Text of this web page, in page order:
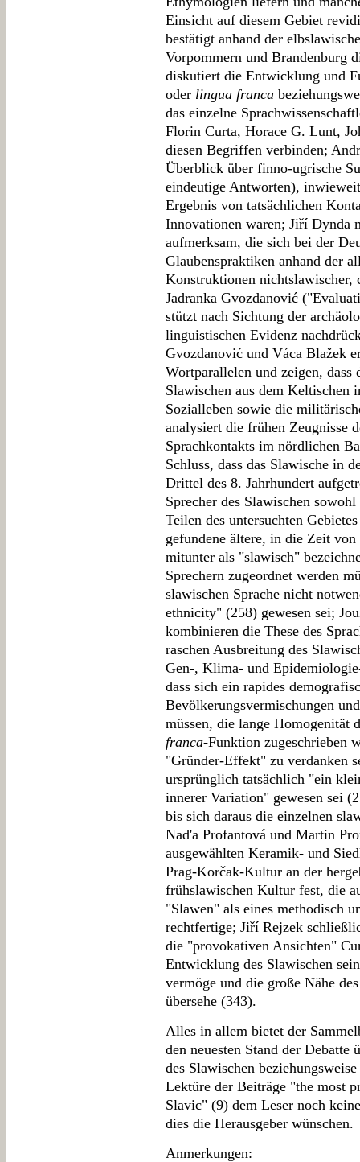
Einsicht auf diesem Gebiet
bestätigt anhand der
Vorpommern und Brandenburg
diskutiert die Entwicklung und
oder lingua franca
das einzelne
Florin Curta, Horace G. Lunt,
diesen Begriffen verbinden;
Überblick über finno-ugrische
eindeutige Antworten),
Ergebnis von tatsächlichen
Innovationen waren; Jiří Dynda
aufmerksam, die sich bei der
Glaubenspraktiken anhand der
Konstruktionen nichtslawischer,
Jadranka Gvozdanović
stützt nach Sichtung der
linguistischen Evidenz
Gvozdanović und Váca Blažek
Wortparallelen und zeigen, dass
Slawischen aus dem Keltischen
Sozialleben sowie die
analysiert die frühen Zeugnisse
Sprachkontakts im nördlichen
Schluss, dass das Slawische in
Drittel des 8. Jahrhundert
Sprecher des Slawischen
Teilen des untersuchten
gefundene ältere, in die Zeit
mitunter als "slawisch"
Sprechern zugeordnet werden
slawischen Sprache nicht
ethnicity" (258) gewesen sei;
kombinieren die These des
raschen Ausbreitung des
Gen-, Klima- und
dass sich ein rapides
Bevölkerungsvermischungen
müssen, die lange Homogenität
franca-Funktion zugeschrieben
"Gründer-Effekt" zu verdanken
ursprünglich tatsächlich "ein
innerer Variation" gewesen sei
bis sich daraus die einzelnen
Nad'a Profantová und Martin
ausgewählten Keramik- und
Prag-Korčak-Kultur an der
frühslawischen Kultur fest, die
"Slawen" als eines methodisch
rechtfertige; Jiří Rejzek
die "provokativen Ansichten"
Entwicklung des Slawischen
vermöge und die große Nähe
übersehe (343).
Alles in allem bietet der
den neuesten Stand der
des Slawischen
Lektüre der Beiträge "the most
Slavic" (9) dem Leser noch
dies die Herausgeber wünschen.
Anmerkungen: